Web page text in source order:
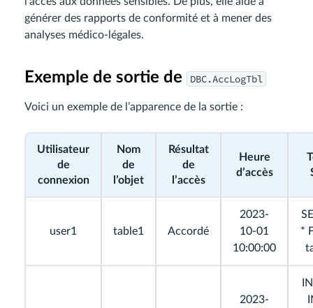
générer des rapports de conformité et à mener des
analyses médico-légales.
Exemple de sortie de DBC.AccLogTbl
Voici un exemple de l’apparence de la sortie :
Utilisateur
de
connexion
Nom
de
l’objet
Résultat
de
l’accès
Heure
d’accès
user1 table1 Accordé
2023-
10-01
10:00:00
*
2023-